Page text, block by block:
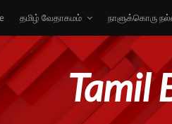
தமிழ் வேதாகமம் நாளுக்கொரு
Tamil